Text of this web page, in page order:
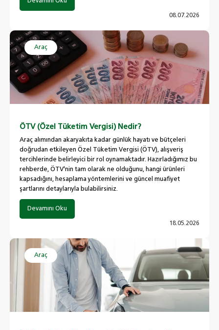
08.07.2026
Araç
ÖTV (Özel Tüketim Vergisi) Nedir?
Araç alımından akaryakıta kadar günlük hayatı ve bütçeleri
doğrudan etkileyen Özel Tüketim Vergisi (ÖTV), alışveriş
tercihlerinde belirleyici bir rol oynamaktadır. Hazırladığımız bu
rehberde, ÖTV'nin tam olarak ne olduğunu, hangi ürünleri
kapsadığını, hesaplama yöntemlerini ve güncel muafiyet
şartlarını detaylarıyla bulabilirsiniz.
Devamını Oku
18.05.2026
Araç